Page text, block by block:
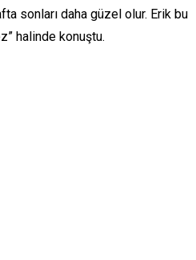
sonları daha güzel olur. Erik bu
halinde konuştu.